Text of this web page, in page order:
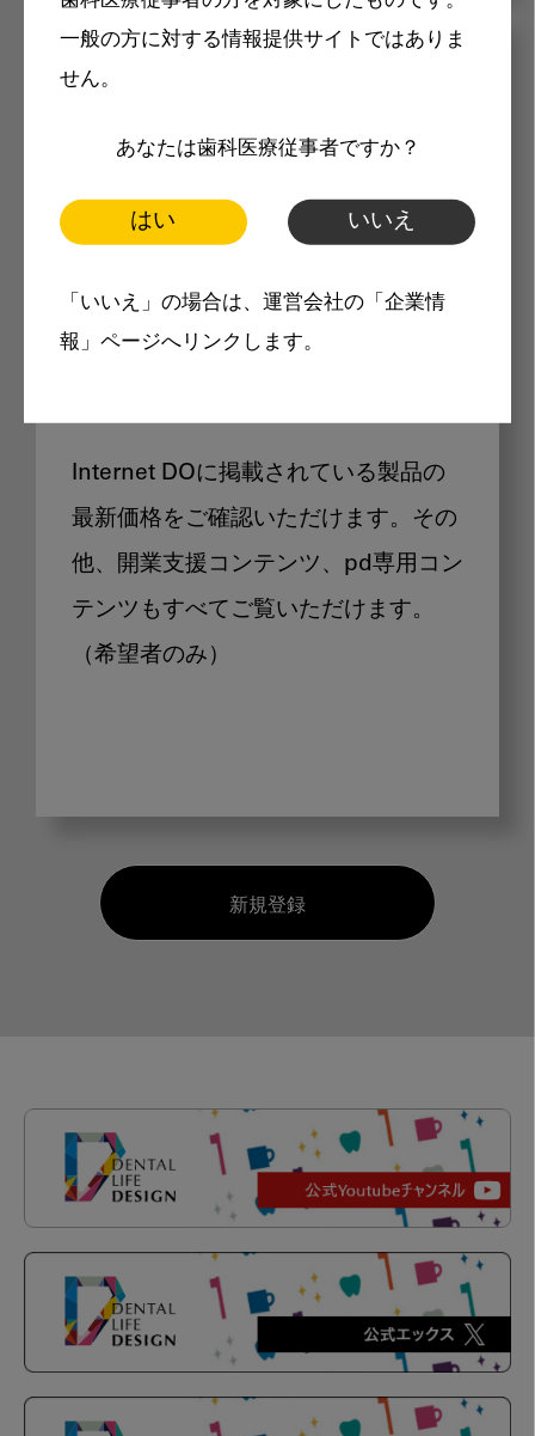
一般の方に対する情報提供サイトではありま
せん。
あなたは歯科医療従事者ですか？
はい いいえ
「いいえ」の場合は、運営会社の「企業情
報」ページへリンクします。
Internet DOに掲載されている
製品価格も閲覧可能
Internet DOに掲載されている製品の
最新価格をご確認いただけます。その
他、開業支援コンテンツ、pd専用コン
テンツもすべてご覧いただけます。
（希望者のみ）
新規登録